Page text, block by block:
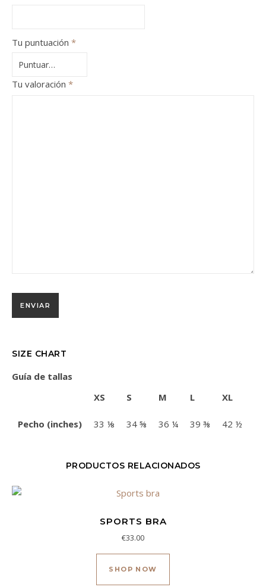
Tu puntuación *
Tu valoración *
SIZE CHART
Guía de tallas
XS
S M L XL
Pecho (inches) 33 ⅛ 34 ⅝ 36 ¼ 39 ⅜ 42 ½
PRODUCTOS RELACIONADOS
SPORTS BRA
€33.00
SHOP NOW
Este producto tiene